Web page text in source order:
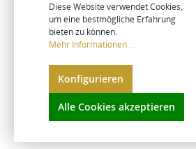
Diese Website verwendet Cookies,
um eine bestmögliche Erfahrung
bieten zu können.
Mehr Informationen ...
Konfigurieren
Alle Cookies akzeptieren